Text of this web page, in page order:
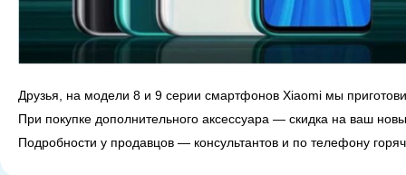
Друзья, на модели 8 и 9 серии смартфонов Xiaomi мы
При покупке дополнительного аксессуара — скидка на ваш
Подробности у продавцов — консультантов и по телефону